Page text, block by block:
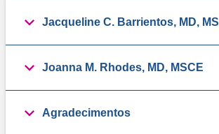
Jacqueline C. Barrientos, MD, MS
Joanna M. Rhodes, MD, MSCE
Agradecimentos